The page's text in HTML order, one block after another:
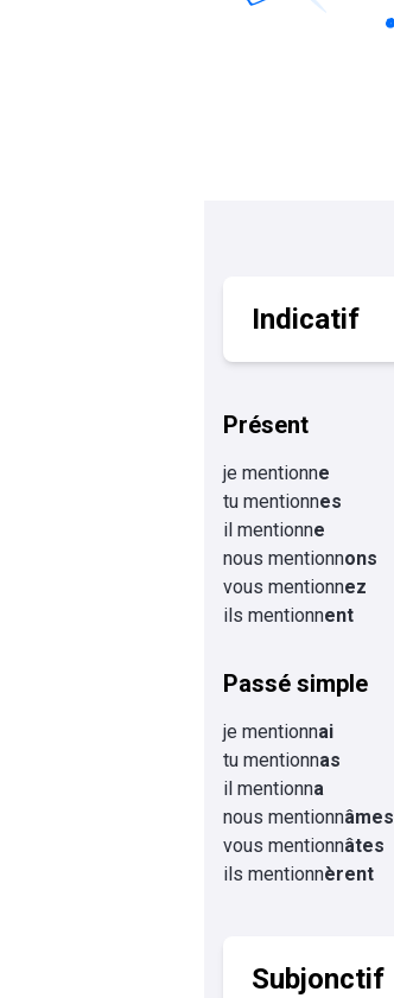
Indicatif
Présent
je mentionne
tu mentionnes
il mentionne
nous mentionnons
vous mentionnez
ils mentionnent
Passé simple
je mentionnai
tu mentionnas
il mentionna
nous mentionnâmes
vous mentionnâtes
ils mentionnèrent
Subjonctif